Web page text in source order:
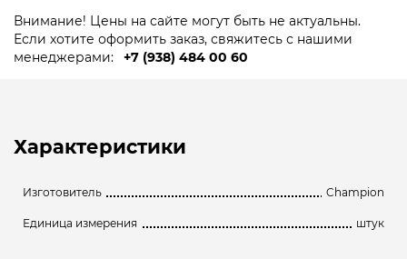
Внимание! Цены на сайте могут быть не актуальны.
Если хотите оформить заказ, свяжитесь с нашими
менеджерами:
+7 (938) 484 00 60
Характеристики
Изготовитель Champion
Единица измерения штук